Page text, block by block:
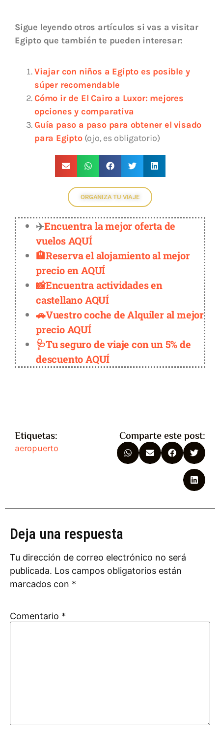
Sigue leyendo otros artículos si vas a visitar
Egipto que también te pueden interesar:
Viajar con niños a Egipto es posible y
súper recomendable
Cómo ir de El Cairo a Luxor: mejores
opciones y comparativa
Guía paso a paso para obtener el visado
para Egipto(ojo, es obligatorio)
ORGANIZA TU VIAJE
✈️Encuentra la mejor oferta de
vuelos AQUÍ
🏨Reserva el alojamiento al mejor
precio en AQUÍ
📸Encuentra actividades en
castellano AQUÍ
🚗Vuestro coche de Alquiler al mejor
precio AQUÍ
🩺Tu seguro de viaje con un 5% de
descuento AQUÍ
Etiquetas:
aeropuerto
Comparte este post:
Deja una respuesta
Tu dirección de correo electrónico no será
publicada. Los campos obligatorios están
marcados con *
Comentario *